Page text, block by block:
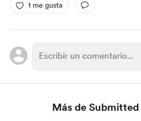
1 me gusta
Más de Submitted